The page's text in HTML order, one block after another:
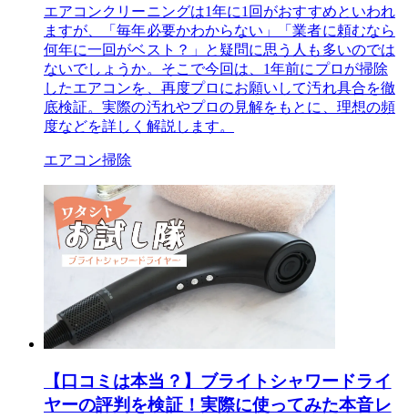
エアコンクリーニングは1年に1回がおすすめといわれ
ますが、「毎年必要かわからない」「業者に頼むなら
何年に一回がベスト？」と疑問に思う人も多いのでは
ないでしょうか。そこで今回は、1年前にプロが掃除
したエアコンを、再度プロにお願いして汚れ具合を徹
底検証。実際の汚れやプロの見解をもとに、理想の頻
度などを詳しく解説します。
エアコン掃除
【口コミは本当？】ブライトシャワードライ
ヤーの評判を検証！実際に使ってみた本音レ